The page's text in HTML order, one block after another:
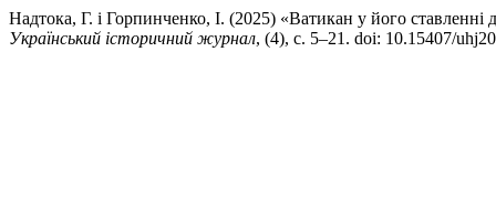
Надтока, Г. і Горпинченко, І. (2025) «Ватикан у його ставленні
Український історичний журнал, (4), с. 5–21. doi: 10.15407/